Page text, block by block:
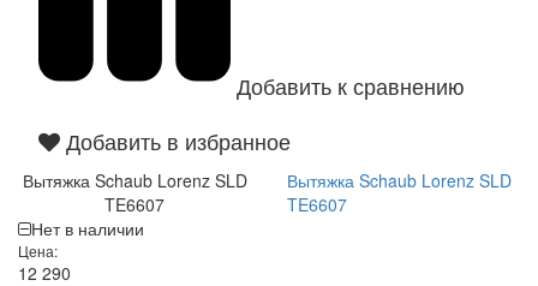
Добавить к сравнению
Добавить в избранное
Вытяжка Schaub Lorenz SLD
TE6607
Вытяжка Schaub Lorenz SLD
TE6607
Нет в наличии
Цена:
12 290